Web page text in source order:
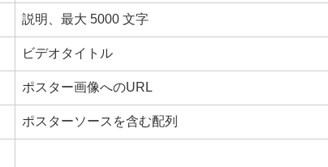
説明、最大 5000 文字
ビデオタイトル
ポスター画像へのURL
ポスターソースを含む配列